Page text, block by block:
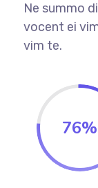
Ne summo
vocent ei
vim te.
76%